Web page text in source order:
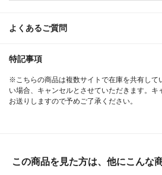
よくあるご質問
特記事項
※こちらの商品は複数サイトで在庫を共有して
い場合、キャンセルとさせていただきます。キ
お送りしますので予めご了承ください。
この商品を見た方は、他にこんな